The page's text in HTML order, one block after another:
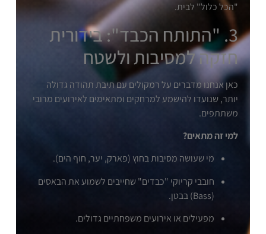
"הכל כלול" לבית.
3. "התותח הכבד": בידורית
חזקה למסיבות ולשטח
כאן אנחנו מדברים על רמקולים עם תיבת תהודה גדולה
יותר, שנועדו להישמע למרחקים ומתאימים לאירועים מרובי
משתתפים.
למי זה מתאים?
מי שעושה מסיבות בחוץ (פארק, יער, חוף הים).
חובבי קריוקי "כבדים" שחייבים לשמוע את הבאסים
(Bass) בבטן.
מפעילים או אירועים משפחתיים גדולים.